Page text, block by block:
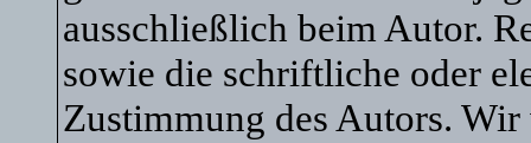
ausschließlich beim Autor.
sowie die schriftliche oder
Zustimmung des Autors.